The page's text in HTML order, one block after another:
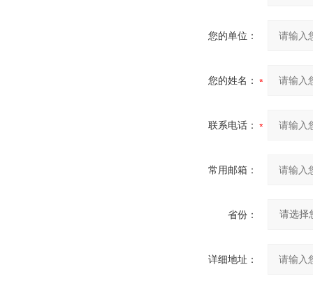
您的单位：
您的姓名：
联系电话：
常用邮箱：
省份：
详细地址：